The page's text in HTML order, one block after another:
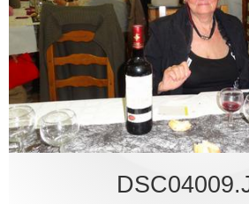
pôle des retraités
bureau